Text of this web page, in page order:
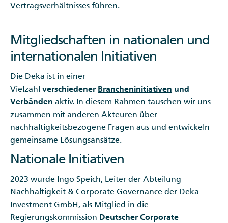
Vertragsverhältnisses führen.
Mitgliedschaften in nationalen und
internationalen Initiativen
Die Deka ist in einer
Vielzahl verschiedener Brancheninitiativen und
Verbänden aktiv. In diesem Rahmen tauschen wir uns
zusammen mit anderen Akteuren über
nachhaltigkeitsbezogene Fragen aus und entwickeln
gemeinsame Lösungsansätze.
Nationale Initiativen
2023 wurde Ingo Speich, Leiter der Abteilung
Nachhaltigkeit & Corporate Governance der Deka
Investment GmbH, als Mitglied in die
Regierungskommission Deutscher Corporate